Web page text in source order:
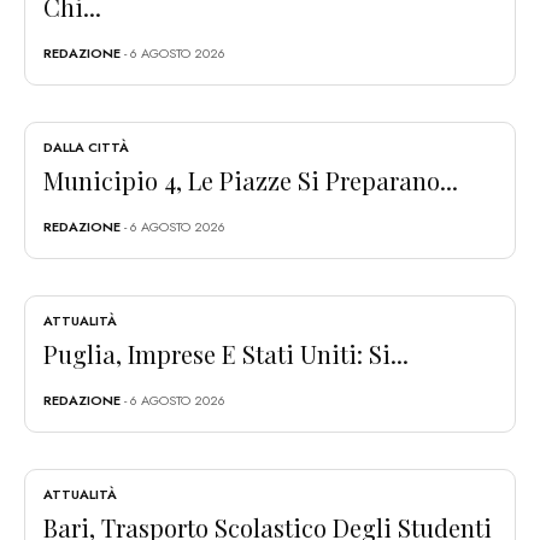
REDAZIONE- 6 AGOSTO 2026
DALLA CITTÀ
Municipio 4, Le Piazze Si Preparano...
REDAZIONE- 6 AGOSTO 2026
ATTUALITÀ
Puglia, Imprese E Stati Uniti: Si...
REDAZIONE- 6 AGOSTO 2026
ATTUALITÀ
Bari, Trasporto Scolastico Degli Studenti